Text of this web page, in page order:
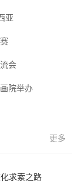
亚
会
院举办
更多
求索之路